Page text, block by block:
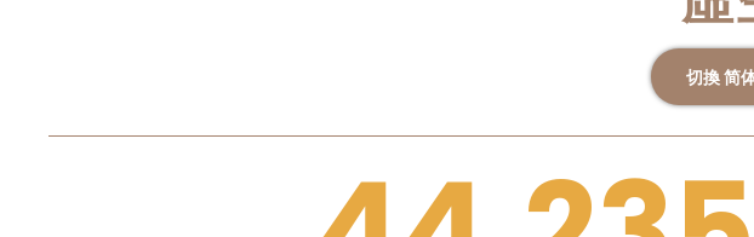
切換 简